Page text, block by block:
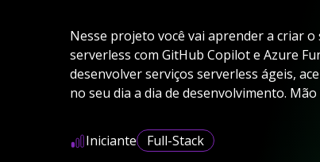
Nesse projeto você vai aprender a criar
serverless com GitHub Copilot e Azure
desenvolver serviços serverless ágeis,
no seu dia a dia de desenvolvimento.
Iniciante Full-Stack